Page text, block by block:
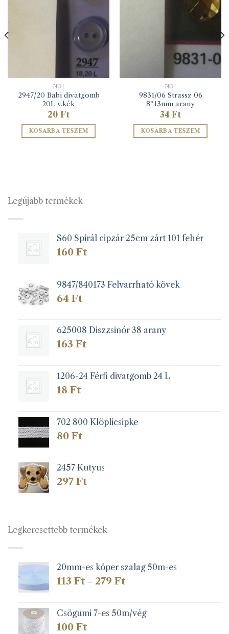
NŐI
2947/20 Babi divatgomb
20L v.kék
20 Ft
KOSÁRBA TESZEM
NŐI
9831/06 Strassz 06
8*13mm arany
34 Ft
KOSÁRBA TESZEM
Legújabb termékek
S60 Spirál cipzár 25cm zárt 101 fehér
160 Ft
9847/840173 Felvarrható kövek
64 Ft
625008 Diszzsinór 38 arany
163 Ft
1206-24 Férfi divatgomb 24 L
18 Ft
702 800 Klöplicsipke
80 Ft
2457 Kutyus
297 Ft
Legkeresettebb termékek
20mm-es köper szalag 50m-es
113 Ft – 279 FtÁrtartomány:
279 Ft
Csögumi 7-es 50m/vég
100 Ft